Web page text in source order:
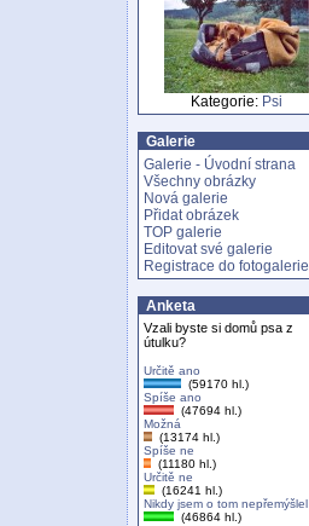
Kategorie: Psi
Galerie
Galerie - Úvodní strana
Všechny obrázky
Nová galerie
Přidat obrázek
TOP galerie
Editovat své galerie
Registrace do fotogalerie
Anketa
Vzali byste si domů psa z
útulku?
Určitě ano
(59170 hl.)
Spíše ano
(47694 hl.)
Možná
(13174 hl.)
Spíše ne
(11180 hl.)
Určitě ne
(16241 hl.)
Nikdy jsem o tom nepřemýšlel
(46864 hl.)